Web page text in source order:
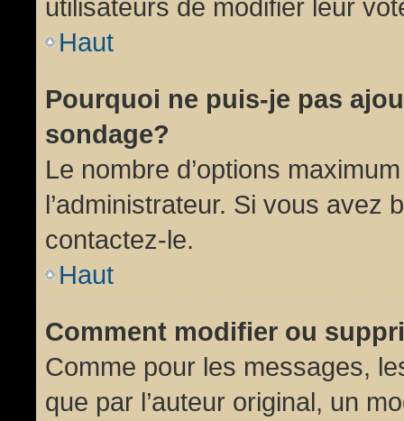
utilisateurs de modifier leur
Haut
Pourquoi ne puis-je pas
sondage?
Le nombre d’options
l’administrateur. Si vous avez
contactez-le.
Haut
Comment modifier ou
Comme pour les messages,
que par l’auteur original, un